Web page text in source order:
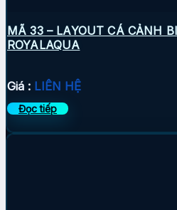
MÃ 33 – LAYOUT CÁ CẢNH
ROYALAQUA
Giá : LIÊN HỆ
Đọc tiếp